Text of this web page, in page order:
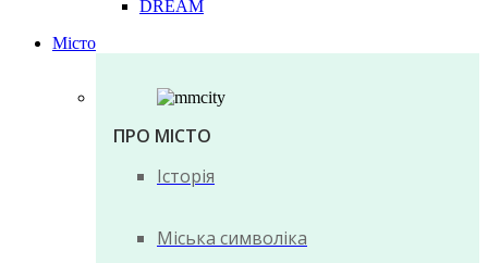
DREAM
Місто
ПРО МІСТО
Історія
Міська символіка